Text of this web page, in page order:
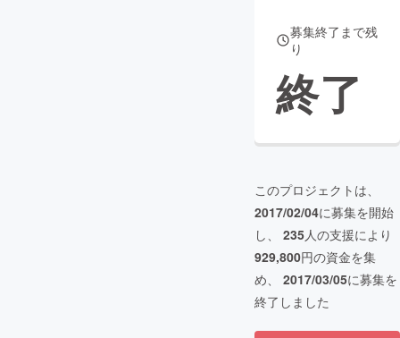
募集終了まで残
り
終了
このプロジェクトは、
2017/02/04に募集を開始
し、 235人の支援により
929,800円の資金を集
め、 2017/03/05に募集を
終了しました